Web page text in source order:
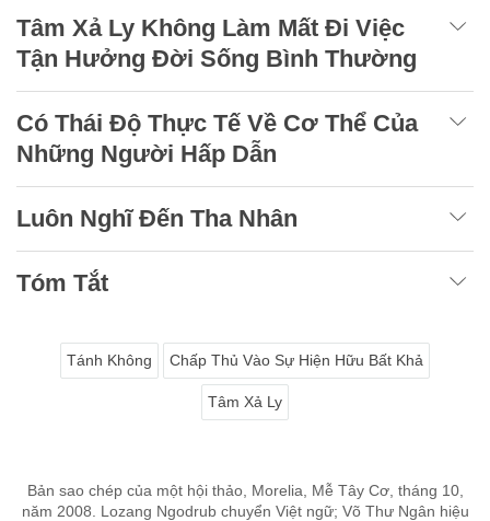
Tâm Xả Ly Không Làm Mất Đi Việc
Tận Hưởng Đời Sống Bình Thường
Có Thái Độ Thực Tế Về Cơ Thể Của
Những Người Hấp Dẫn
Luôn Nghĩ Đến Tha Nhân
Tóm Tắt
Tánh Không Chấp Thủ Vào Sự Hiện Hữu Bất Khả
Tâm Xả Ly
Bản sao chép của một hội thảo, Morelia, Mễ Tây Cơ, tháng 10,
năm 2008. Lozang Ngodrub chuyển Việt ngữ; Võ Thư Ngân hiệu